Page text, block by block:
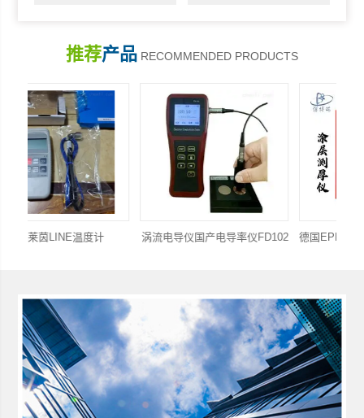
推荐产品 RECOMMENDED PRODUCTS
涡流电导仪国产电导率仪FD102 德国EPK MiniTest 600N涂层测厚仪